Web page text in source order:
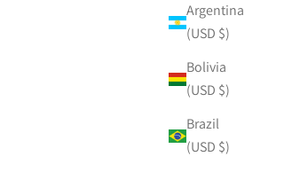
Argentina
(USD $)
Bolivia
(USD $)
Brazil
(USD $)